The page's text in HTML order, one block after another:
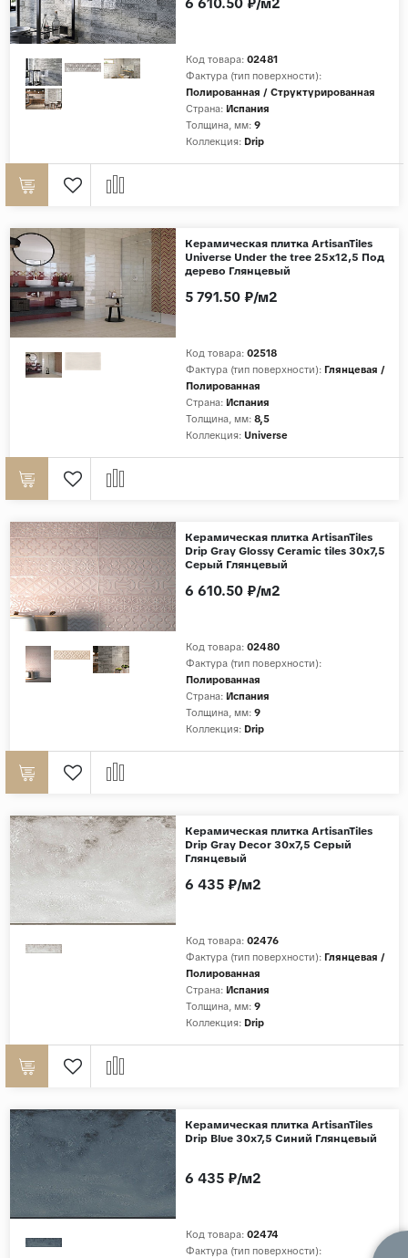
Код товара: 02481
Фактура (тип поверхности):
Полированная / Структурированная
Страна: Испания
Толщина, мм: 9
Коллекция: Drip
Керамическая плитка ArtisanTiles
Universe Under the tree 25x12,5 Под
дерево Глянцевый
Код товара: 02518
Фактура (тип поверхности): Глянцевая /
Полированная
Страна: Испания
Толщина, мм: 8,5
Коллекция: Universe
5 791.50 ₽/м2
Керамическая плитка ArtisanTiles
Drip Gray Glossy Ceramic tiles 30x7,5
Серый Глянцевый
Код товара: 02480
Фактура (тип поверхности):
Полированная
Страна: Испания
Толщина, мм: 9
Коллекция: Drip
6 610.50 ₽/м2
Керамическая плитка ArtisanTiles
Drip Gray Decor 30x7,5 Серый
Глянцевый
Код товара: 02476
Фактура (тип поверхности): Глянцевая /
Полированная
Страна: Испания
Толщина, мм: 9
Коллекция: Drip
6 435 ₽/м2
Керамическая плитка ArtisanTiles
Drip Blue 30x7,5 Синий Глянцевый
Код товара: 02474
Фактура (тип поверхности):
6 435 ₽/м2